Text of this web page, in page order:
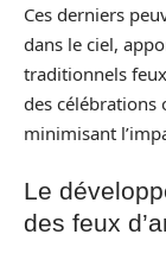
Ces derniers
dans le ciel,
traditionnels
des célébrations
minimisant
Le
des feux